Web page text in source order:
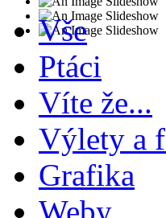
Vše
Ptáci
Víte že...
Výlety a
Grafika